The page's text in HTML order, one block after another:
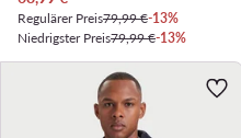
Regulärer Preis79,99 €-13%
Niedrigster Preis79,99 €-13%